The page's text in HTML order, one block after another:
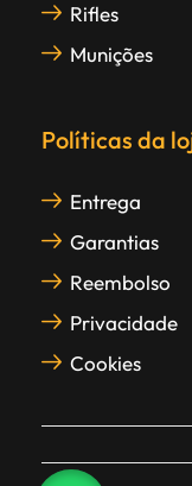
Rifles
Munições
Políticas da
Entrega
Garantias
Reembolso
Privacidade
Cookies